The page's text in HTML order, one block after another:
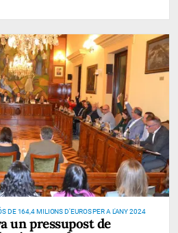
DE 164,4 MILIONS D'EUROS PER A L'ANY 2024
un pressupost de